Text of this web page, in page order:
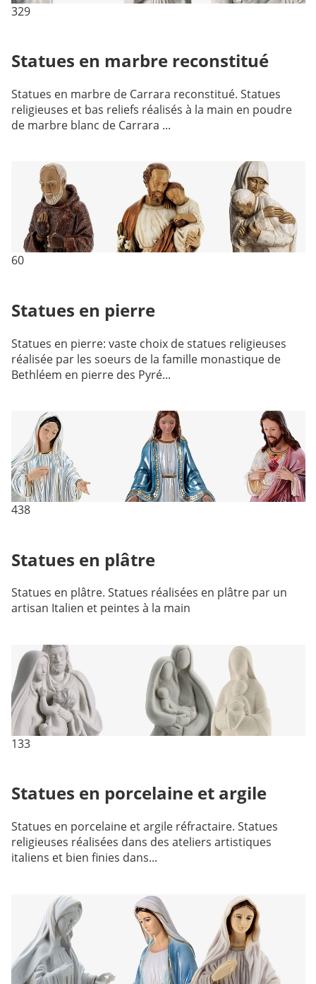
329
Statues en marbre reconstitué
Statues en marbre de Carrara reconstitué. Statues
religieuses et bas reliefs réalisés à la main en poudre
de marbre blanc de Carrara ...
60
Statues en pierre
Statues en pierre: vaste choix de statues religieuses
réalisée par les soeurs de la famille monastique de
Bethléem en pierre des Pyré...
438
Statues en plâtre
Statues en plâtre. Statues réalisées en plâtre par un
artisan Italien et peintes à la main
133
Statues en porcelaine et argile
Statues en porcelaine et argile réfractaire. Statues
religieuses réalisées dans des ateliers artistiques
italiens et bien finies dans...